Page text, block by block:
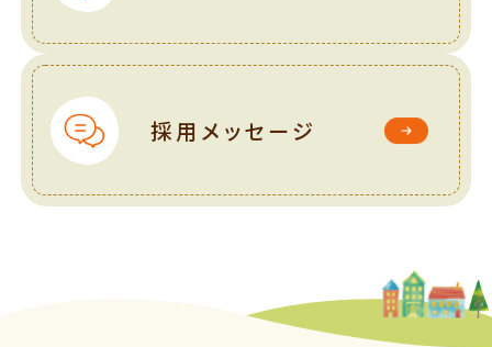
採用メッセージ